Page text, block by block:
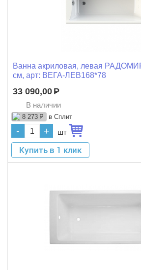
Ванна акриловая, левая
см, арт: ВЕГА-ЛЕВ168*78
33 090,00 Р
В наличии
8 273 Р в Сплит
- + шт
Купить в 1 клик